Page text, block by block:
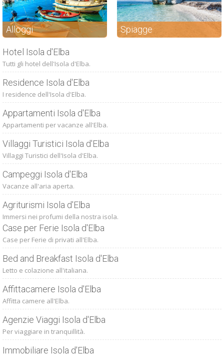
Alloggi Spiagge
Hotel Isola d'Elba
Tutti gli hotel dell'Isola d'Elba.
Residence Isola d'Elba
I residence dell'Isola d'Elba.
Appartamenti Isola d'Elba
Appartamenti per vacanze all'Elba.
Villaggi Turistici Isola d'Elba
Villaggi Turistici dell'Isola d'Elba.
Campeggi Isola d'Elba
Vacanze all'aria aperta.
Agriturismi Isola d'Elba
Immersi nei profumi della nostra isola.
Case per Ferie Isola d'Elba
Case per Ferie di privati all'Elba.
Bed and Breakfast Isola d'Elba
Letto e colazione all'italiana.
Affittacamere Isola d'Elba
Affitta camere all'Elba.
Agenzie Viaggi Isola d'Elba
Per viaggiare in tranquillità.
Immobiliare Isola d'Elba